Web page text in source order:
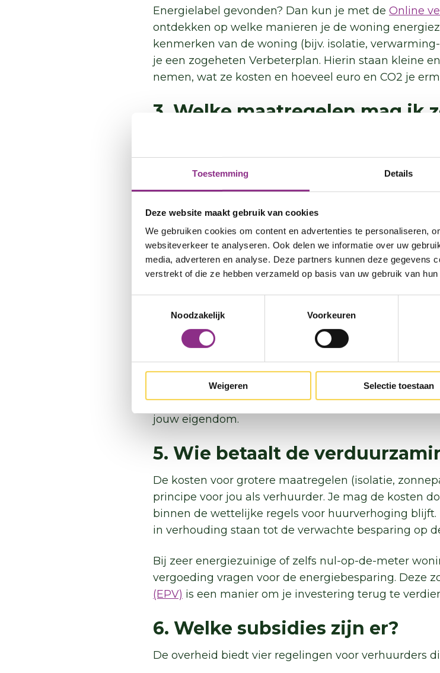
Toestemming Details
Deze website maakt gebruik van cookies
We gebruiken cookies om content en advertenties te personaliseren,
websiteverkeer te analyseren. Ook delen we informatie over uw
media, adverteren en analyse. Deze partners kunnen deze gegevens
verstrekt of die ze hebben verzameld op basis van uw gebruik van
Noodzakelijk
Voorkeuren
Weigeren Selectie toestaan
Energielabel gevonden? Dan kun je met de Online
ontdekken op welke manieren je de woning
kenmerken van de woning (bijv. isolatie,
je een zogeheten Verbeterplan. Hierin staan kleine
nemen, wat ze kosten en hoeveel euro en CO2 je
3. Welke maatregelen mag ik
Verhuur je in de vrije sector, dan heb je wettelijk
kleine of grote maatregelen te nemen. Toch is het
communiceren. Door de voordelen voor huurders uit
comfort) vergroot je het draagvlak voor de
met je huurders goed te houden.
4. Welke maatregelen mag
nemen?
radiator-boosters (ventilatoren), tochtstrips, een
ramen, een waterbesparende douchekop en zelfs
Soms wil een huurder zelf investeren in bijvoorbeeld
verhuurder akkoord gaat en jullie dit schriftelijk
jouw eigendom.
5. Wie betaalt de
De kosten voor grotere maatregelen (isolatie,
principe voor jou als verhuurder. Je mag de kosten
binnen de wettelijke regels voor huurverhoging
in verhouding staan tot de verwachte besparing op
Bij zeer energiezuinige of zelfs nul-op-de-meter
vergoeding vragen voor de energiebesparing. Deze
(EPV) is een manier om je investering terug te
6. Welke subsidies zijn er?
De overheid biedt vier regelingen voor verhuurders